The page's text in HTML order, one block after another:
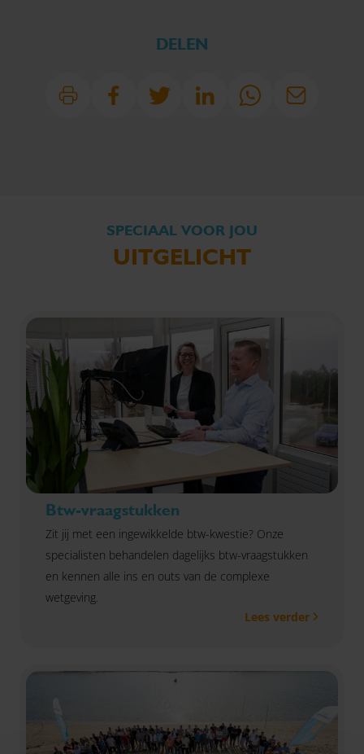
DELEN
SPECIAAL VOOR JOU
UITGELICHT
Btw-vraagstukken
Zit jij met een ingewikkelde btw-kwestie? Onze
specialisten behandelen dagelijks btw-vraagstukken
en kennen alle ins en outs van de complexe
wetgeving.
Lees verder